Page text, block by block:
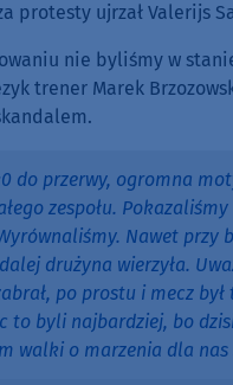
protesty ujrzał Valerijs
nie byliśmy w
trener Marek
do przerwy, ogromna
zespołu.
Nawet przy
drużyna wierzyła.
po prostu i mecz
to byli najbardziej, bo
walki o marzenia dla nas